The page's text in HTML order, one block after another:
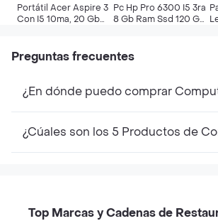
Portátil Acer Aspire 3
Con I5 10ma, 20 Gb
Pc Hp Pro 6300 I5 3ra
8 Gb Ram Ssd 120 Gb
Preguntas frecuentes
¿En dónde puedo comprar
¿Cúales son los 5 Productos de
Top Marcas y Cadenas de